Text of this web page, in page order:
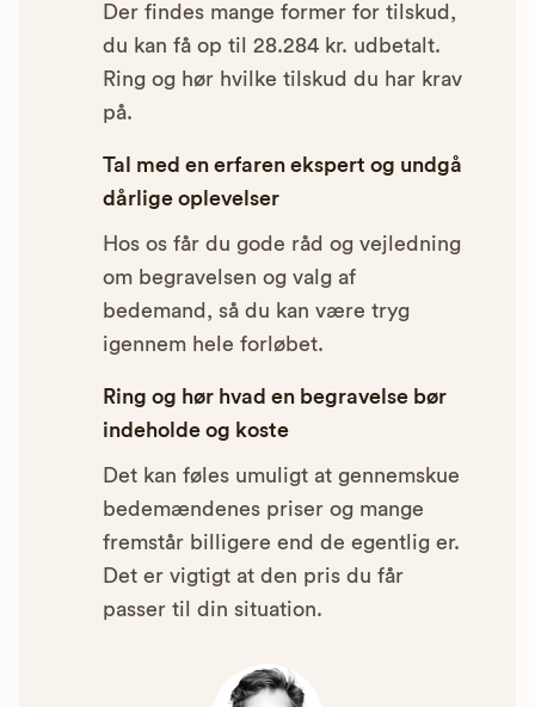
Der findes mange former for tilskud,
du kan få op til 28.284 kr. udbetalt.
Ring og hør hvilke tilskud du har krav
på.
Tal med en erfaren ekspert og undgå
dårlige oplevelser
Hos os får du gode råd og vejledning
om begravelsen og valg af
bedemand, så du kan være tryg
igennem hele forløbet.
Ring og hør hvad en begravelse bør
indeholde og koste
Det kan føles umuligt at gennemskue
bedemændenes priser og mange
fremstår billigere end de egentlig er.
Det er vigtigt at den pris du får
passer til din situation.